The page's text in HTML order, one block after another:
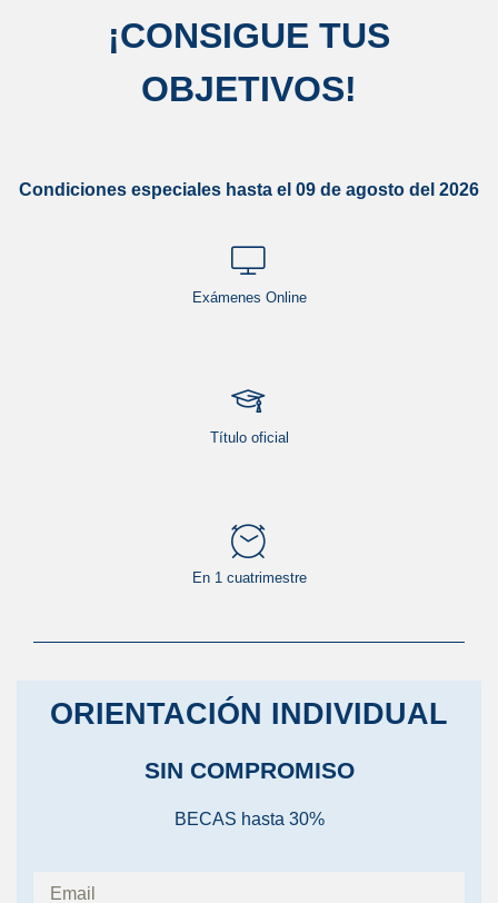
¡CONSIGUE TUS
OBJETIVOS!
Condiciones especiales hasta el 09 de agosto del 2026
Exámenes Online
Título oficial
En 1 cuatrimestre
ORIENTACIÓN INDIVIDUAL
SIN COMPROMISO
BECAS hasta 30%